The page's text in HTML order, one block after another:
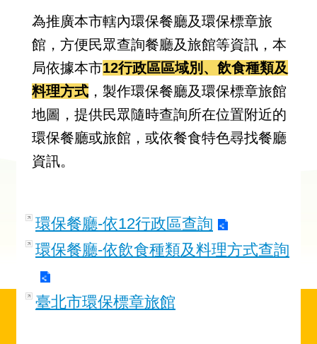
為推廣本市轄內環保餐廳及環保標章旅
館，方便民眾查詢餐廳及旅館等資訊，本
局依據本市12行政區區域別、飲食種類及
料理方式 ，製作環保餐廳及環保標章旅館
地圖，提供民眾隨時查詢所在位置附近的
環保餐廳或旅館，或依餐食特色尋找餐廳
資訊。
環保餐廳-依12行政區查詢
環保餐廳-依飲食種類及料理方式查詢
臺北市環保標章旅館